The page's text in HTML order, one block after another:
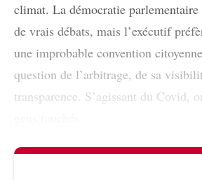
climat. La démocratie parlementaire
de vrais débats, mais l’exécutif
une improbable convention
question de l’arbitrage, de sa
transparence. S’agissant du Covid,